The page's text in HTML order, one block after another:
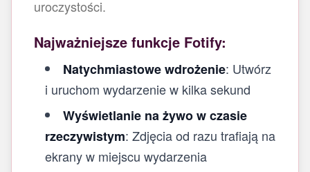
uroczystości.
Najważniejsze funkcje Fotify:
Natychmiastowe wdrożenie: Utwórz
i uruchom wydarzenie w kilka sekund
Wyświetlanie na żywo w czasie
rzeczywistym: Zdjęcia od razu trafiają na
ekrany w miejscu wydarzenia